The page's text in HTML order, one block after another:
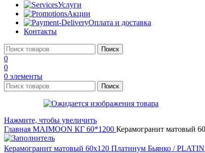
Услуги
Акции
Оплата и доставка
Контакты
Поиск
0
0
0 элементы
Поиск
Нажмите, чтобы увеличить
Главная MAIMOON КГ 60*1200 Керамогранит матовый
Керамогранит матовый 60x120 Платинум Бьянко /